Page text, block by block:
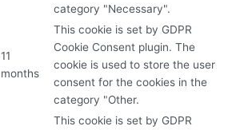
category "Necessary".
11
months
This cookie is set by GDPR
Cookie Consent plugin. The
cookie is used to store the user
consent for the cookies in the
category "Other.
This cookie is set by GDPR